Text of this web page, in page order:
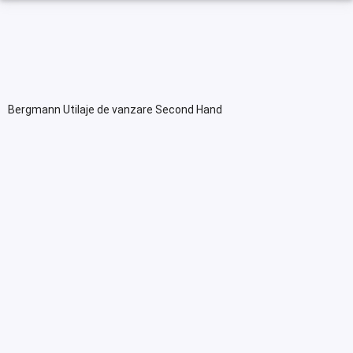
Bergmann Utilaje de vanzare Second Hand